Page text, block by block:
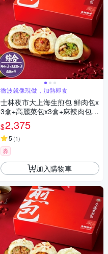
微波就像現做，加熱即食
士林夜市大上海生煎包 鮮肉包x
3盒+高麗菜包x3盒+麻辣肉包x4
盒
$2,375
5 (1)
券
加入購物車